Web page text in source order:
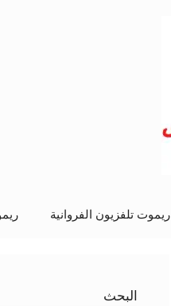
ريموت تلفزيون الفروانية
البحث